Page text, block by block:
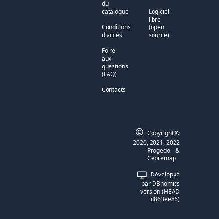
du
catalogue
Conditions
d'accès
Foire
aux
questions
(FAQ)
Contacts
Logiciel
libre
(open
source)
Développé
par DBnomics
version (HEAD
d863ee86)
© Copyright ©
2020, 2021, 2022
Progedo
&
Cepremap